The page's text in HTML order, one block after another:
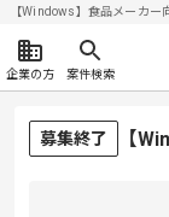
【Windows】食品メーカ
企業の方 案件検索
募集終了 【